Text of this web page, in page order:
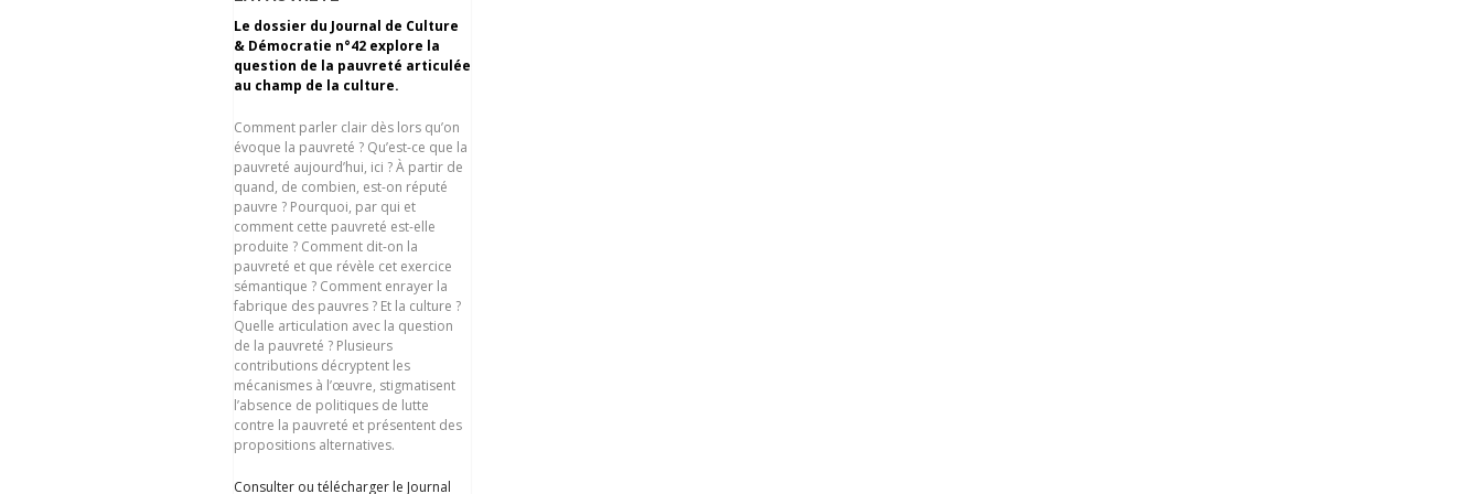
Le dossier du Journal de Culture
& Démocratie n°42 explore la
question de la pauvreté articulée
au champ de la culture.
Comment parler clair dès lors qu’on
évoque la pauvreté ? Qu’est-ce que la
pauvreté aujourd’hui, ici ? À partir de
quand, de combien, est-on réputé
pauvre ? Pourquoi, par qui et
comment cette pauvreté est-elle
produite ? Comment dit-on la
pauvreté et que révèle cet exercice
sémantique ? Comment enrayer la
fabrique des pauvres ? Et la culture ?
Quelle articulation avec la question
de la pauvreté ? Plusieurs
contributions décryptent les
mécanismes à l’œuvre, stigmatisent
l’absence de politiques de lutte
contre la pauvreté et présentent des
propositions alternatives.
Consulter ou télécharger le Journal